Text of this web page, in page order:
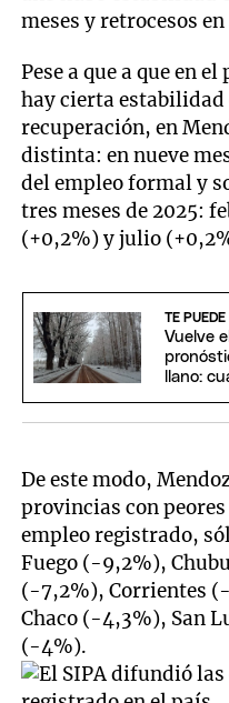
meses y retrocesos
Pese a que a que en
hay cierta estabilidad
recuperación, en
distinta: en nueve
del empleo formal y
tres meses de 2025:
(+0,2%) y julio
TE
Vuelve
llano:
De este modo,
provincias con
empleo registrado,
Fuego (-9,2%),
(-7,2%), Corrientes
Chaco (-4,3%), San
(-4%).